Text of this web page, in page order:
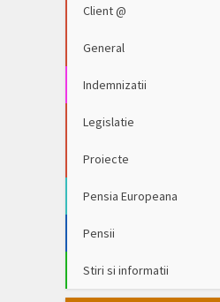
Client @
General
Indemnizatii
Legislatie
Proiecte
Pensia Europeana
Pensii
Stiri si informatii